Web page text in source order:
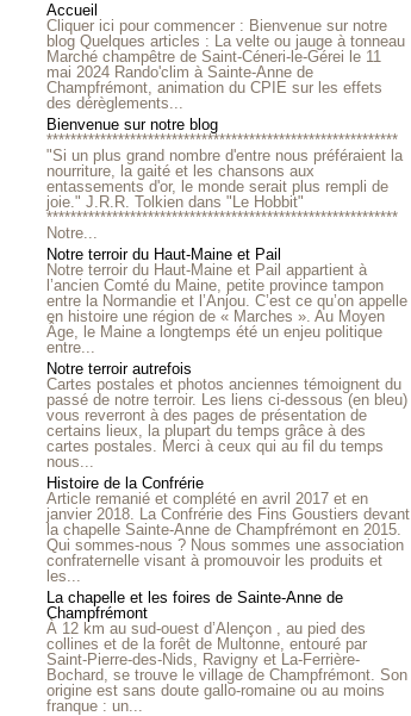
Accueil
Cliquer ici pour commencer : Bienvenue sur notre
blog Quelques articles : La velte ou jauge à tonneau
Marché champêtre de Saint-Céneri-le-Gérei le 11
mai 2024 Rando'clim à Sainte-Anne de
Champfrémont, animation du CPIE sur les effets
des dérèglements...
Bienvenue sur notre blog
***********************************************************
"Si un plus grand nombre d'entre nous préféraient la
nourriture, la gaité et les chansons aux
entassements d'or, le monde serait plus rempli de
joie." J.R.R. Tolkien dans "Le Hobbit"
***********************************************************
Notre...
Notre terroir du Haut-Maine et Pail
Notre terroir du Haut-Maine et Pail appartient à
l’ancien Comté du Maine, petite province tampon
entre la Normandie et l’Anjou. C’est ce qu’on appelle
en histoire une région de « Marches ». Au Moyen
Âge, le Maine a longtemps été un enjeu politique
entre...
Notre terroir autrefois
Cartes postales et photos anciennes témoignent du
passé de notre terroir. Les liens ci-dessous (en bleu)
vous reverront à des pages de présentation de
certains lieux, la plupart du temps grâce à des
cartes postales. Merci à ceux qui au fil du temps
nous...
Histoire de la Confrérie
Article remanié et complété en avril 2017 et en
janvier 2018. La Confrérie des Fins Goustiers devant
la chapelle Sainte-Anne de Champfrémont en 2015.
Qui sommes-nous ? Nous sommes une association
confraternelle visant à promouvoir les produits et
les...
La chapelle et les foires de Sainte-Anne de
Champfrémont
À 12 km au sud-ouest d’Alençon , au pied des
collines et de la forêt de Multonne, entouré par
Saint-Pierre-des-Nids, Ravigny et La-Ferrière-
Bochard, se trouve le village de Champfrémont. Son
origine est sans doute gallo-romaine ou au moins
franque : un...